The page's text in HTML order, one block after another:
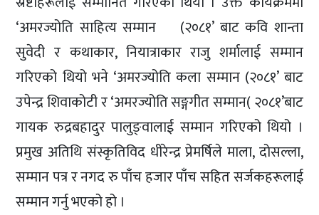
‘अमरज्योति साहित्य सम्मान (२०८१’ बाट कवि शान्ता
सुवेदी र कथाकार, नियात्राकार राजु शर्मालाई सम्मान
गरिएको थियो भने ‘अमरज्योति कला सम्मान (२०८१’ बाट
उपेन्द्र शिवाकोटी र ‘अमरज्योति सङ्गगीत सम्मान( २०८१’बाट
गायक रुद्रबहादुर पालुङ्वालाई सम्मान गरिएको थियो ।
प्रमुख अतिथि संस्कृतिविद धीरेन्द्र प्रेमर्षिले माला, दोसल्ला,
सम्मान पत्र र नगद रु पाँच हजार पाँच सहित सर्जकहरूलाई
सम्मान गर्नु भएको हो ।